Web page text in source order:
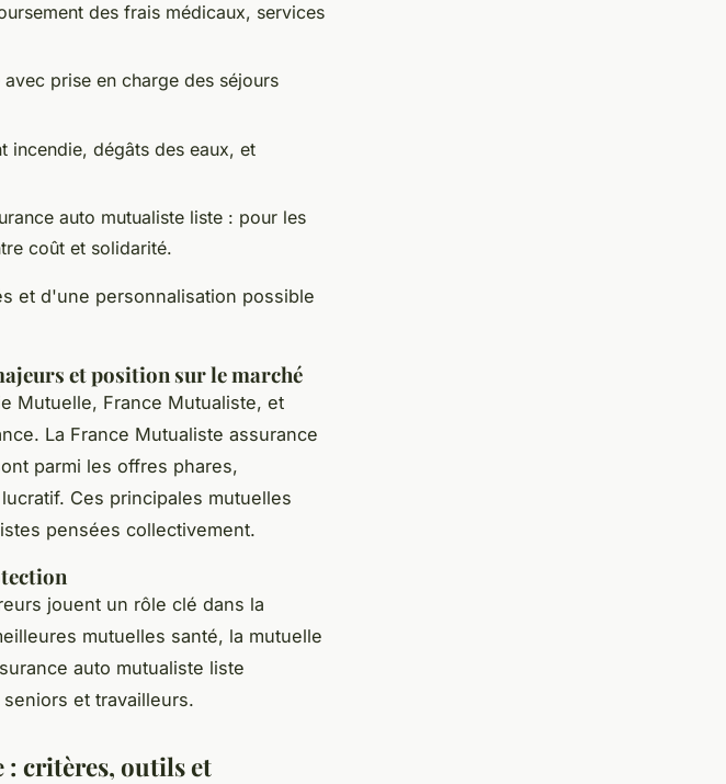
des frais médicaux, services
prise en charge des séjours
incendie, dégâts des eaux, et
auto mutualiste liste : pour les
coût et solidarité.
et d'une personnalisation possible
et position sur le marché
Mutuelle, France Mutualiste, et
La France Mutualiste assurance
parmi les offres phares,
Ces principales mutuelles
pensées collectivement.
jouent un rôle clé dans la
mutuelles santé, la mutuelle
auto mutualiste liste
et travailleurs.
: critères, outils et